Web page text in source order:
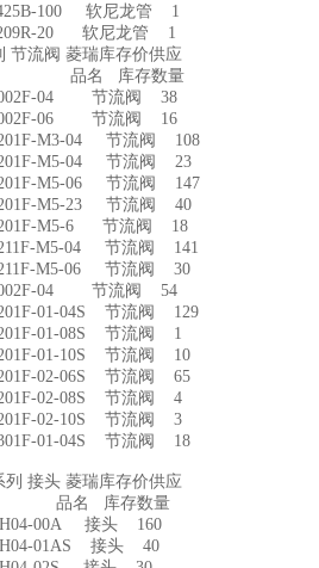
100 软尼龙管 1
20 软尼龙管 1
节流阀 菱瑞库存价供应
品名 库存数量
04 节流阀 38
06 节流阀 16
M3-04 节流阀 108
M5-04 节流阀 23
M5-06 节流阀 147
M5-23 节流阀 40
M5-6 节流阀 18
M5-04 节流阀 141
M5-06 节流阀 30
04 节流阀 54
01-04S 节流阀 129
01-08S 节流阀 1
01-10S 节流阀 10
02-06S 节流阀 65
02-08S 节流阀 4
02-10S 节流阀 3
01-04S 节流阀 18
列 接头 菱瑞库存价供应
品名 库存数量
00A 接头 160
01AS 接头 40